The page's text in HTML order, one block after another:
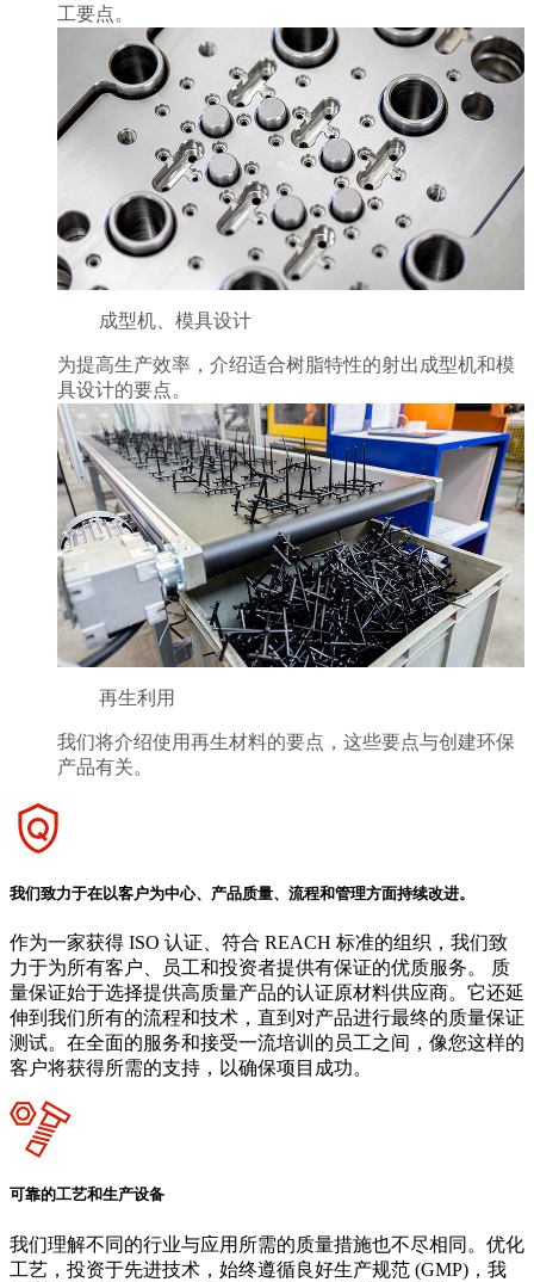
工要点。
成型机、模具设计
为提高生产效率，介绍适合树脂特性的射出成型机和模
具设计的要点。
再生利用
我们将介绍使用再生材料的要点，这些要点与创建环保
产品有关。
我们致力于在以客户为中心、产品质量、流程和管理方面持续改进。
作为一家获得 ISO 认证、符合 REACH 标准的组织，我们致
力于为所有客户、员工和投资者提供有保证的优质服务。 质
量保证始于选择提供高质量产品的认证原材料供应商。它还延
伸到我们所有的流程和技术，直到对产品进行最终的质量保证
测试。在全面的服务和接受一流培训的员工之间，像您这样的
客户将获得所需的支持，以确保项目成功。
可靠的工艺和生产设备
我们理解不同的行业与应用所需的质量措施也不尽相同。优化
工艺，投资于先进技术，始终遵循良好生产规范 (GMP)，我